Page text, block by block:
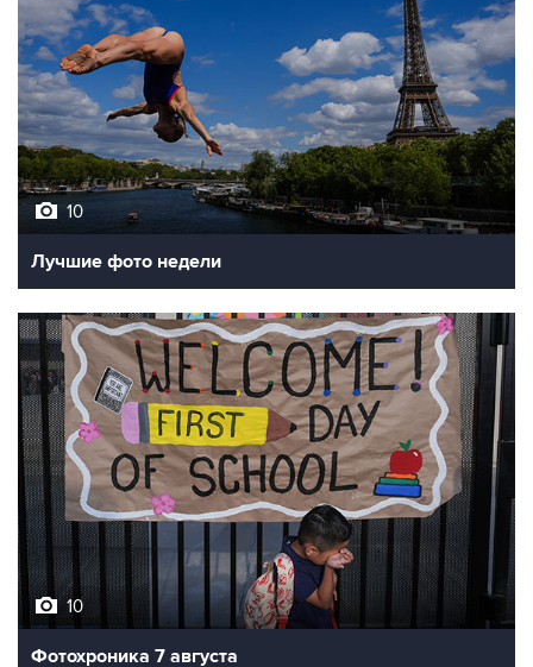
10
Лучшие фото недели
10
Фотохроника 7 августа